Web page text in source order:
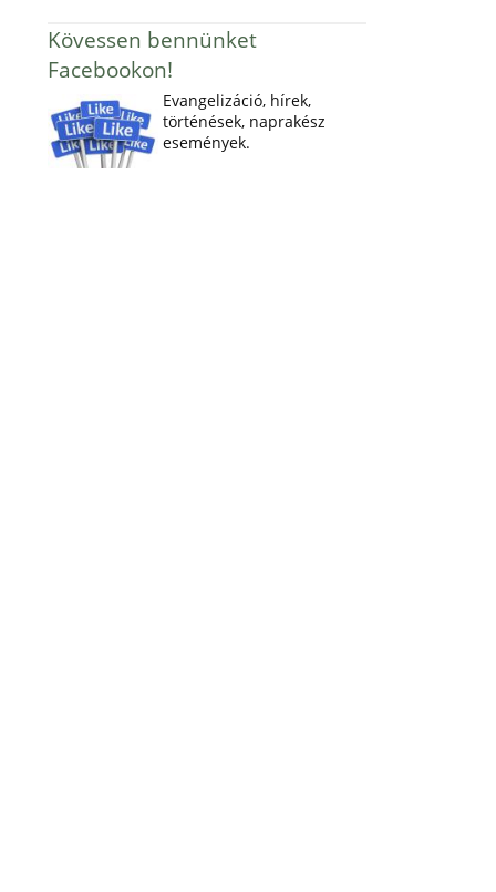
Kövessen bennünket
Facebookon!
Evangelizáció, hírek,
történések, naprakész
események.